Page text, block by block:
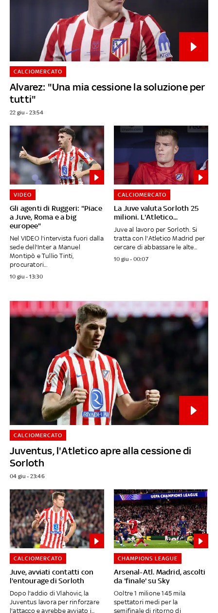
Alvarez: "Una mia cessione la soluzione per
tutti"
CALCIOMERCATO
22 giu - 23:54
Gli agenti di Ruggeri: "Piace
a Juve, Roma e a big
europee"
VIDEO
Nel VIDEO l'intervista fuori dalla
sede dell'Inter a Manuel
Montipò e Tullio Tinti,
procuratori...
10 giu - 13:30
La Juve valuta Sorloth 25
milioni. L'Atletico...
CALCIOMERCATO
Juve al lavoro per Sorloth. Si
tratta con l'Atletico Madrid per
cercare di abbassare le alte...
10 giu - 00:07
Juventus, l'Atletico apre alla cessione di
Sorloth
CALCIOMERCATO
04 giu - 23:46
Juve, avviati contatti con
l'entourage di Sorloth
CALCIOMERCATO
Dopo l'addio di Vlahovic, la
Juventus lavora per rinforzare
l'attacco e avrebbe avviato i...
Arsenal-Atl. Madrid, ascolti
da 'finale' su Sky
CHAMPIONS LEAGUE
Ooltre 1 milione 145 mila
spettatori medi per la
semifinale di ritorno di